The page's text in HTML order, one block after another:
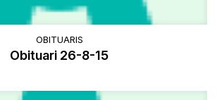
OBITUARIS
Obituari 26-8-15